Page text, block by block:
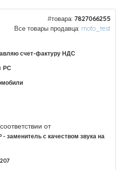
#товара: 7827066255
Все товары продавца: moto_test
счет-фактуру НДС
РС
от
- заменитель с качеством звука на